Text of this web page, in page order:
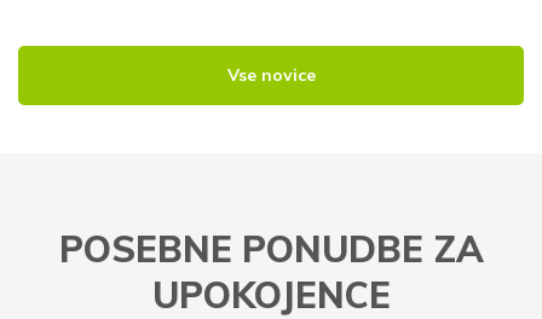
Vse novice
POSEBNE PONUDBE ZA
UPOKOJENCE